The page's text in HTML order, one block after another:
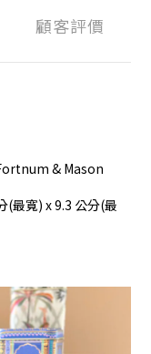
顧客評價
& Mason
(最寬) x 9.3 公分(最